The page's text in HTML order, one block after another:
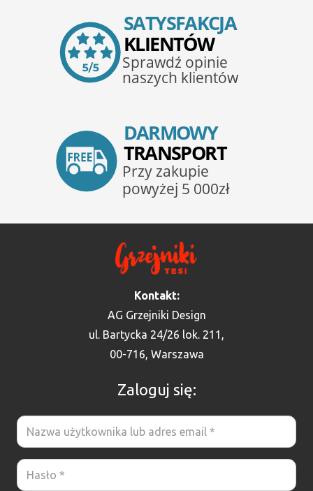
Kontakt:
AG Grzejniki Design
ul. Bartycka 24/26 lok. 211,
00-716, Warszawa
Zaloguj się: